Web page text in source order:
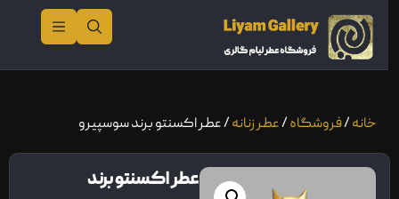
خانه/فروشگاه/عطر زنانه/ عطر اکسنتو برند سوسپیرو
عطر اکسنتو برند